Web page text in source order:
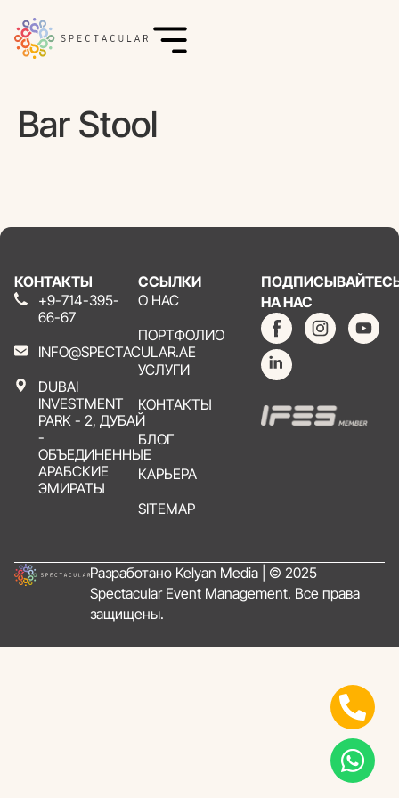
Bar Stool
КОНТАКТЫ
+9-714-395-
66-67
INFO@SPECTACULAR.AE
DUBAI
INVESTMENT
PARK - 2, ДУБАЙ
-
ОБЪЕДИНЕННЫЕ
АРАБСКИЕ
ЭМИРАТЫ
ССЫЛКИ
О НАС
ПОРТФОЛИО
УСЛУГИ
КОНТАКТЫ
БЛОГ
КАРЬЕРА
SITEMAP
НА НАС
Разработано Kelyan Media | © 2025
Spectacular Event Management. Все права
защищены.